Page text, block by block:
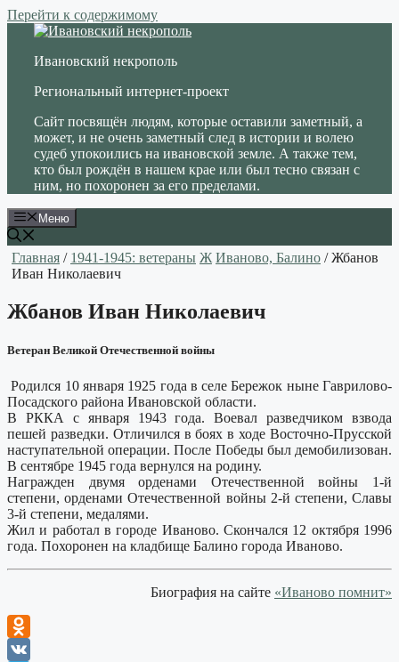
Перейти к содержимому
Ивановский некрополь
Региональный интернет-проект
Сайт посвящён людям, которые оставили заметный, а
может, и не очень заметный след в истории и волею
судеб упокоились на ивановской земле. А также тем,
кто был рождён в нашем крае или был тесно связан с
ним, но похоронен за его пределами.
Меню
Главная / 1941-1945: ветераны Ж Иваново, Балино / Жбанов
Иван Николаевич
Жбанов Иван Николаевич
Ветеран Великой Отечественной войны
Родился 10 января 1925 года в селе Бережок ныне Гаврилово-
Посадского района Ивановской области.
В РККА с января 1943 года. Воевал разведчиком взвода
пешей разведки. Отличился в боях в ходе Восточно-Прусской
наступательной операции. После Победы был демобилизован.
В сентябре 1945 года вернулся на родину.
Награжден двумя орденами Отечественной войны 1-й
степени, орденами Отечественной войны 2-й степени, Славы
3-й степени, медалями.
Жил и работал в городе Иваново. Скончался 12 октября 1996
года. Похоронен на кладбище Балино города Иваново.
Биография на сайте «Иваново помнит»
Odnoklassniki